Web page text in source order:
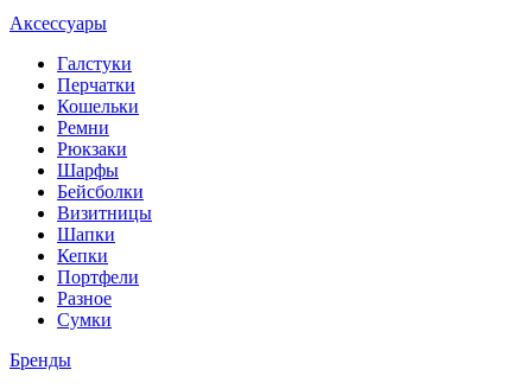
Аксессуары
Галстуки
Перчатки
Кошельки
Ремни
Рюкзаки
Шарфы
Бейсболки
Визитницы
Шапки
Кепки
Портфели
Разное
Сумки
Бренды